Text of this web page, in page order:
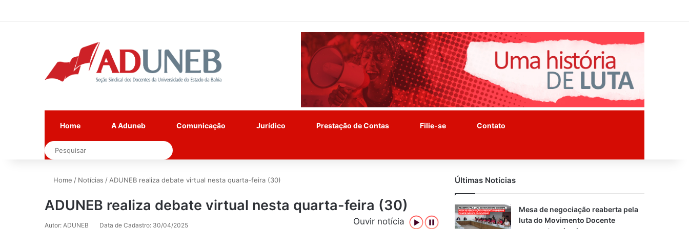
Home A Aduneb Comunicação Jurídico Prestação de Contas Filie-se Contato
Pesquisar
Home / Notícias / ADUNEB realiza debate virtual nesta quarta-feira (30)
ADUNEB realiza debate virtual nesta quarta-feira (30)
Ouvir notícia
Autor: ADUNEB Data de Cadastro: 30/04/2025
Últimas Notícias
Mesa de negociação reaberta pela
luta do Movimento Docente